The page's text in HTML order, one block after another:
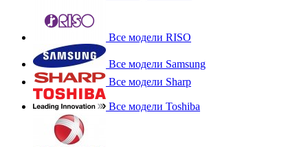
Все модели RISO
Все модели Samsung
Все модели Sharp
Все модели Toshiba